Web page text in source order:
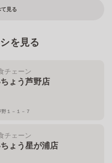
見る
を見る
チェーン
ょう芦野店
１－１－７
チェーン
ょう星が浦店